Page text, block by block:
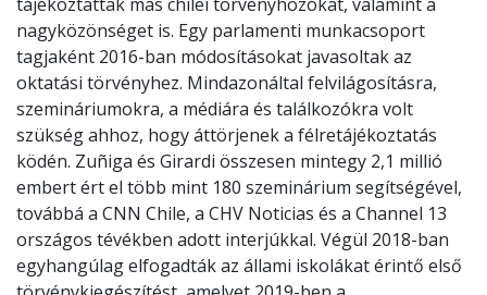
nagyközönséget is. Egy parlamenti munkacsoport
tagjaként 2016-ban módosításokat javasoltak az
oktatási törvényhez. Mindazonáltal felvilágosításra,
szemináriumokra, a médiára és találkozókra volt
szükség ahhoz, hogy áttörjenek a félretájékoztatás
ködén. Zuñiga és Girardi összesen mintegy 2,1 millió
embert ért el több mint 180 szeminárium segítségével,
továbbá a CNN Chile, a CHV Noticias és a Channel 13
országos tévékben adott interjúkkal. Végül 2018-ban
egyhangúlag elfogadták az állami iskolákat érintő első